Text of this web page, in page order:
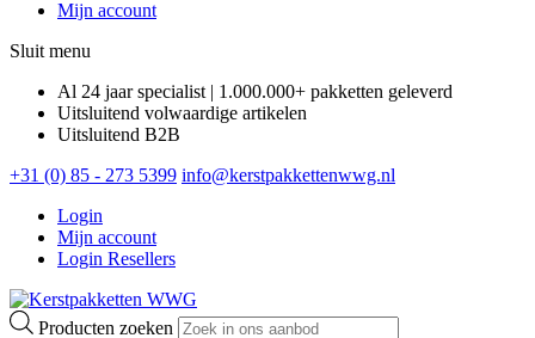
Mijn account
Sluit menu
Al 24 jaar specialist | 1.000.000+ pakketten geleverd
Uitsluitend volwaardige artikelen
Uitsluitend B2B
+31 (0) 85 - 273 5399 info@kerstpakkettenwwg.nl
Login
Mijn account
Login Resellers
Producten zoeken